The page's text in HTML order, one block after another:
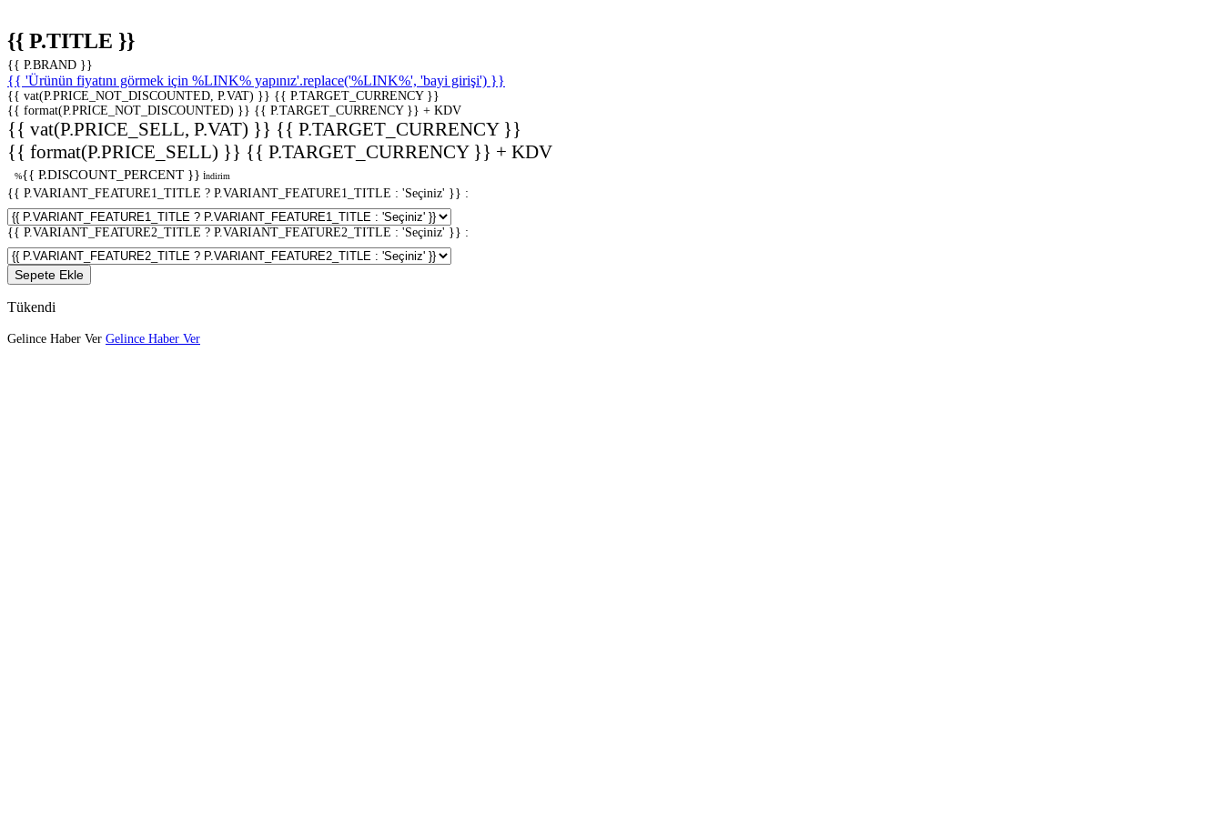
{{ P.TITLE }}
{{ P.BRAND }}
{{ 'Ürünün fiyatını görmek için %LINK% yapınız'.replace('%LINK%', 'bayi girişi') }}
{{ vat(P.PRICE_NOT_DISCOUNTED, P.VAT) }} {{ P.TARGET_CURRENCY }}
{{ format(P.PRICE_NOT_DISCOUNTED) }} {{ P.TARGET_CURRENCY }} + KDV
{{ vat(P.PRICE_SELL, P.VAT) }} {{ P.TARGET_CURRENCY }}
{{ format(P.PRICE_SELL) }} {{ P.TARGET_CURRENCY }} + KDV
%{{ P.DISCOUNT_PERCENT }} İndirim
{{ P.VARIANT_FEATURE1_TITLE ? P.VARIANT_FEATURE1_TITLE : 'Seçiniz' }} :
{{ P.VARIANT_FEATURE2_TITLE ? P.VARIANT_FEATURE2_TITLE : 'Seçiniz' }} :
Sepete Ekle
Tükendi
Gelince Haber Ver Gelince Haber Ver